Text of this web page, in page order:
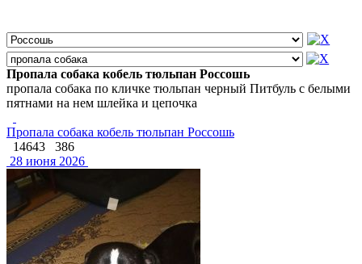
Пропала собака кобель тюльпан Россошь
пропала собака по кличке тюльпан черный Питбуль с белыми
пятнами на нем шлейка и цепочка
Пропала собака кобель тюльпан Россошь
14643
386
28 июня 2026